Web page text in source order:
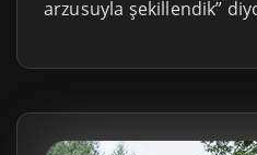
arzusuyla şekillendik”